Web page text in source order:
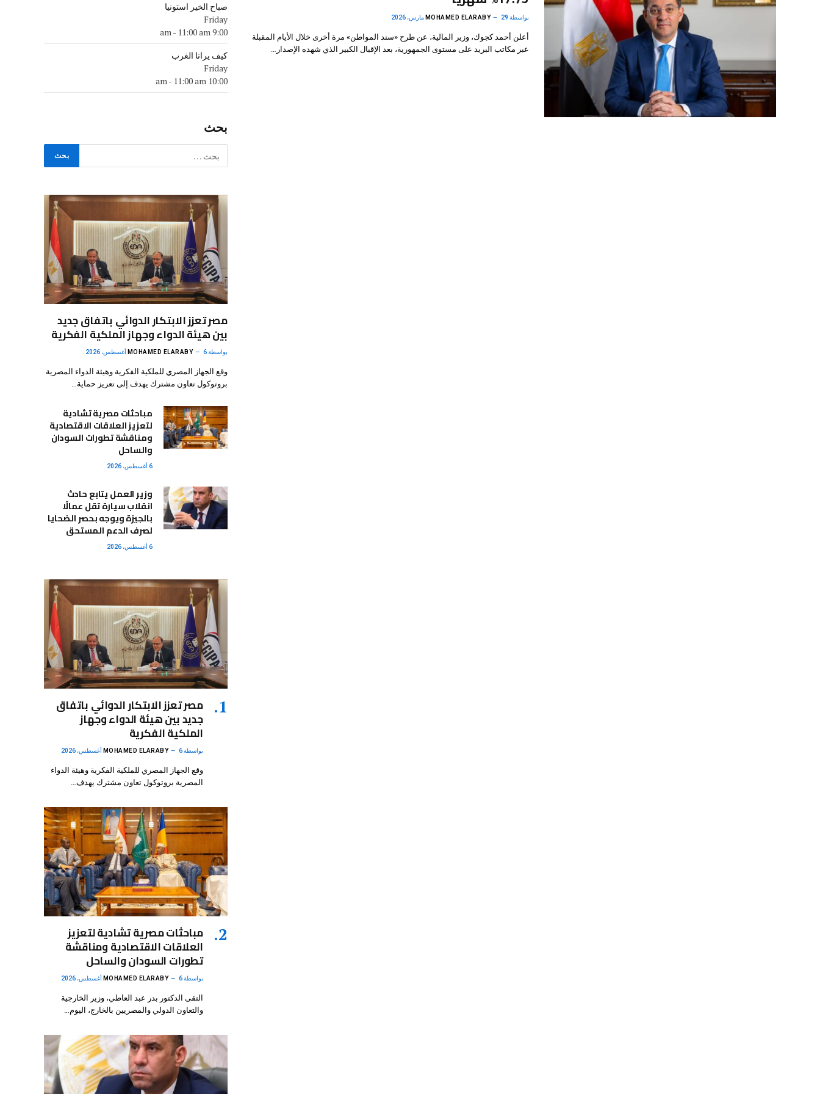
بواسطة MOHAMED ELARABY 29 مارس، 2026
أعلن أحمد كجوك، وزير المالية، عن طرح «سند المواطن» مرة أخرى خلال الأيام المقبلة
عبر مكاتب البريد على مستوى الجمهورية، بعد الإقبال الكبير الذي شهده الإصدار…
صباح الخير استونيا
Friday
9:00 am
- 11:00 am
كيف يرانا الغرب
Friday
10:00 am
- 11:00 am
بحث
مصر تعزز الابتكار الدوائي باتفاق جديد
بين هيئة الدواء وجهاز الملكية الفكرية
بواسطة MOHAMED ELARABY 6 أغسطس، 2026
وقع الجهاز المصري للملكية الفكرية وهيئة الدواء المصرية
بروتوكول تعاون مشترك يهدف إلى تعزيز حماية…
مباحثات مصرية تشادية
لتعزيز العلاقات الاقتصادية
ومناقشة تطورات السودان
والساحل
6 أغسطس، 2026
وزير العمل يتابع حادث
انقلاب سيارة تقل عمالًا
بالجيزة ويوجه بحصر الضحايا
لصرف الدعم المستحق
6 أغسطس، 2026
مصر تعزز الابتكار الدوائي باتفاق
جديد بين هيئة الدواء وجهاز
الملكية الفكرية
بواسطة MOHAMED ELARABY 6 أغسطس، 2026
وقع الجهاز المصري للملكية الفكرية وهيئة الدواء
المصرية بروتوكول تعاون مشترك يهدف…
مباحثات مصرية تشادية لتعزيز
العلاقات الاقتصادية ومناقشة
تطورات السودان والساحل
بواسطة MOHAMED ELARABY 6 أغسطس، 2026
التقى الدكتور بدر عبد العاطي، وزير الخارجية
والتعاون الدولي والمصريين بالخارج، اليوم…